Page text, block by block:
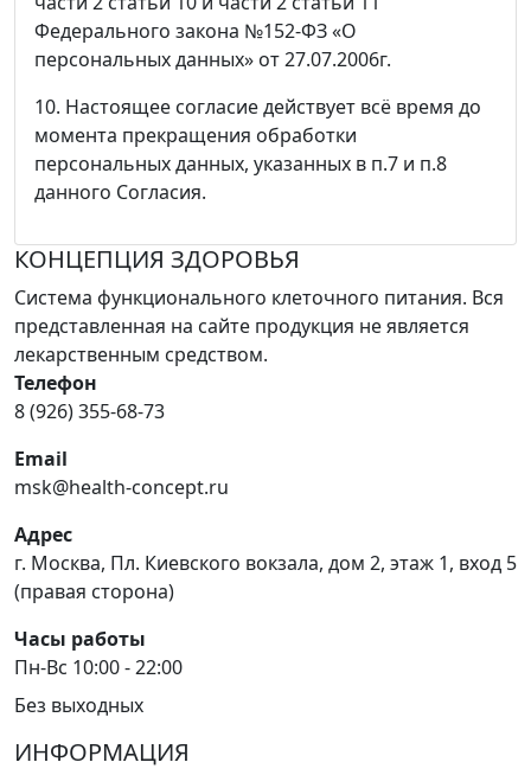
Федерального закона №152-ФЗ «О
персональных данных» от 27.07.2006г.
10. Настоящее согласие действует всё время до
момента прекращения обработки
персональных данных, указанных в п.7 и п.8
данного Согласия.
КОНЦЕПЦИЯ ЗДОРОВЬЯ
Система функционального клеточного питания. Вся
представленная на сайте продукция не является
лекарственным средством.
Телефон
8 (926) 355-68-73
Email
msk@health-concept.ru
Адрес
г. Москва, Пл. Киевского вокзала, дом 2, этаж 1, вход 5
(правая сторона)
Часы работы
Пн-Вс 10:00 - 22:00
Без выходных
ИНФОРМАЦИЯ